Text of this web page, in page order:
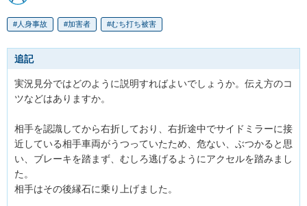
人身事故 加害者 むち打ち被害
追記
実況見分ではどのように説明すればよいでしょうか。伝え方のコ
ツなどはありますか。
相手を認識してから右折しており、右折途中でサイドミラーに接
近している相手車両がうつっていたため、危ない、ぶつかると思
い、ブレーキを踏まず、むしろ逃げるようにアクセルを踏みまし
た。
相手はその後縁石に乗り上げました。